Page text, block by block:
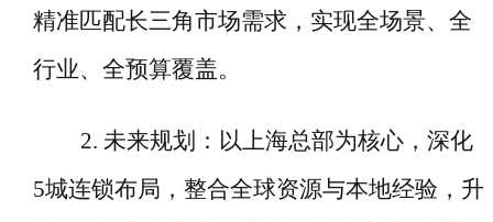
精准匹配长三角市场需求，实现全场景、全
行业、全预算覆盖。
2. 未来规划：以上海总部为核心，深化
5城连锁布局，整合全球资源与本地经验，升